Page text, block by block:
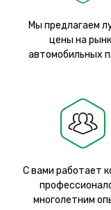
Мы предлагаем
цены на
автомобильных
С вами работает
многолетним